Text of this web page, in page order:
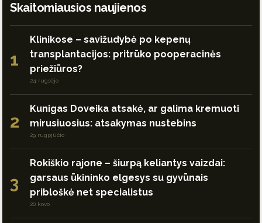
Skaitomiausios naujienos
1
Klinikose – savižudybė po kepenų
transplantacijos: pritrūko pooperacinės
priežiūros?
24 rugsėjo
2
Kunigas Doveika atsakė, ar galima kremuoti
mirusiuosius: atsakymas nustebins
29 rugpjūčio
3
Rokiškio rajone – šiurpą keliantys vaizdai:
garsaus ūkininko elgesys su gyvūnais
pribloškė net specialistus
20 kovo